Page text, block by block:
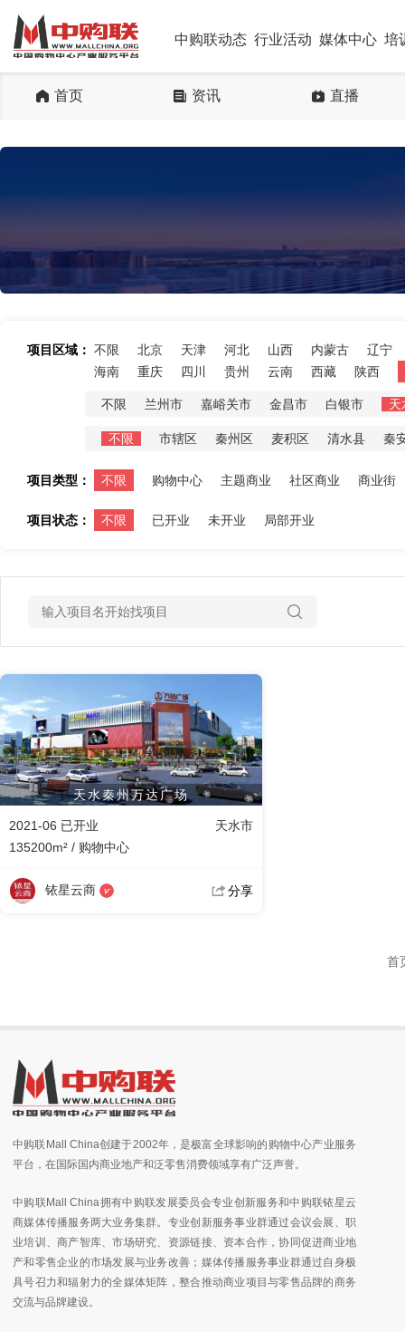
中购联动态 行业活动 媒体中心 培
首页 资讯 直播
项目区域： 不限 北京 天津 河北 山西 内蒙古
辽宁
海南
重庆 四川 贵州 云南 西藏 陕西
不限 兰州市 嘉峪关市 金昌市 白银市 天
不限 市辖区 秦州区 麦积区 清水县 秦
项目类型： 不限 购物中心 主题商业 社区商业 商业街
项目状态： 不限 已开业 未开业 局部开业
天水秦州万达广场
2021-06 已开业
天水市
135200m² / 购物中心
铱星云商 分享
首
中购联Mall China创建于2002年，是极富全球影响的购物中心产业服务
平台，在国际国内商业地产和泛零售消费领域享有广泛声誉。
中购联Mall China拥有中购联发展委员会专业创新服务和中购联铱星云
商媒体传播服务两大业务集群。专业创新服务事业群通过会议会展、职
业培训、商产智库、市场研究、资源链接、资本合作，协同促进商业地
产和零售企业的市场发展与业务改善；媒体传播服务事业群通过自身极
具号召力和辐射力的全媒体矩阵，整合推动商业项目与零售品牌的商务
交流与品牌建设。